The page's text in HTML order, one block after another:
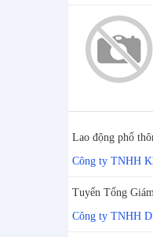
Lao động phổ
Công ty TNHH
Tuyển Tổng
Công ty TNHH